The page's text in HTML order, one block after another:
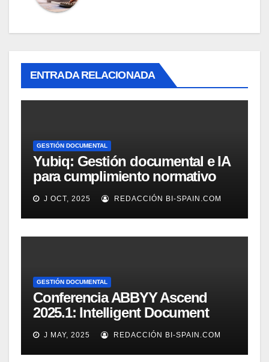
ENTRADA RELACIONADA
GESTIÓN DOCUMENTAL
Yubiq: Gestión documental e IA
para cumplimiento normativo
(Demo)
J OCT, 2025 REDACCIÓN BI-SPAIN.COM
GESTIÓN DOCUMENTAL
Conferencia ABBYY Ascend
2025.1: Intelligent Document
Processing a tope
J MAY, 2025 REDACCIÓN BI-SPAIN.COM